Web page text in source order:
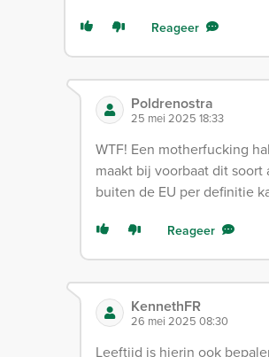
Reageer
Poldrenostra
25 mei 2025 18:33
WTF! Een motherfucking
maakt bij voorbaat dit soort
buiten de EU per definitie
Reageer
KennethFR
26 mei 2025 08:30
Leeftijd is hierin ook